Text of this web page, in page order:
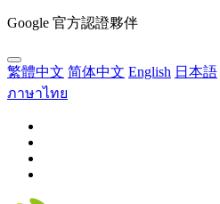
Google 官方認證夥伴
繁體中文 简体中文 English 日本語
ภาษาไทย